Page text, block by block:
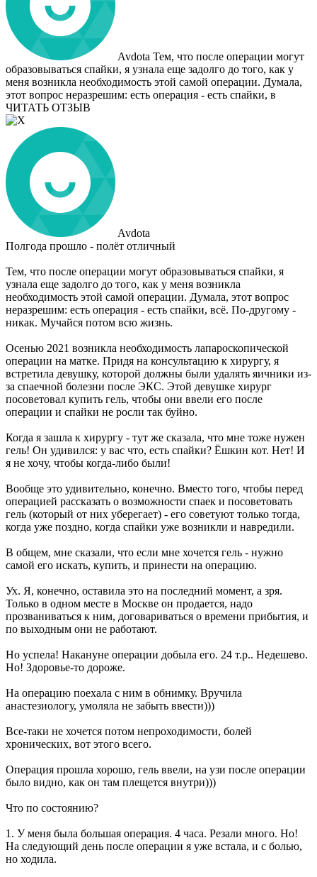
Avdota Тем, что после операции могут
образовываться спайки, я узнала еще задолго до того, как у
меня возникла необходимость этой самой операции. Думала,
этот вопрос неразрешим: есть операция - есть спайки, в
ЧИТАТЬ ОТЗЫВ
Avdota
Полгода прошло - полёт отличный
Тем, что после операции могут образовываться спайки, я
узнала еще задолго до того, как у меня возникла
необходимость этой самой операции. Думала, этот вопрос
неразрешим: есть операция - есть спайки, всё. По-другому -
никак. Мучайся потом всю жизнь.
Осенью 2021 возникла необходимость лапароскопической
операции на матке. Придя на консультацию к хирургу, я
встретила девушку, которой должны были удалять яичники из-
за спаечной болезни после ЭКС. Этой девушке хирург
посоветовал купить гель, чтобы они ввели его после
операции и спайки не росли так буйно.
Когда я зашла к хирургу - тут же сказала, что мне тоже нужен
гель! Он удивился: у вас что, есть спайки? Ёшкин кот. Нет! И
я не хочу, чтобы когда-либо были!
Вообще это удивительно, конечно. Вместо того, чтобы перед
операцией рассказать о возможности спаек и посоветовать
гель (который от них уберегает) - его советуют только тогда,
когда уже поздно, когда спайки уже возникли и навредили.
В общем, мне сказали, что если мне хочется гель - нужно
самой его искать, купить, и принести на операцию.
Ух. Я, конечно, оставила это на последний момент, а зря.
Только в одном месте в Москве он продается, надо
прозваниваться к ним, договариваться о времени прибытия, и
по выходным они не работают.
Но успела! Накануне операции добыла его. 24 т.р.. Недешево.
Но! Здоровье-то дороже.
На операцию поехала с ним в обнимку. Вручила
анастезиологу, умоляла не забыть ввести)))
Все-таки не хочется потом непроходимости, болей
хронических, вот этого всего.
Операция прошла хорошо, гель ввели, на узи после операции
было видно, как он там плещется внутри)))
Что по состоянию?
1. У меня была большая операция. 4 часа. Резали много. Но!
На следующий день после операции я уже встала, и с болью,
но ходила.